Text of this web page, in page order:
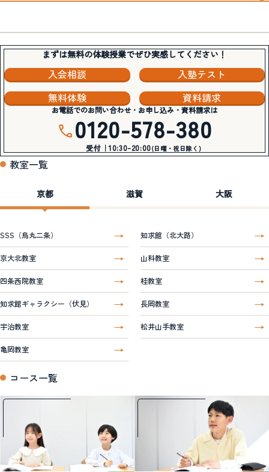
まずは無料の体験授業でぜひ実感してください！
入会相談
入塾テスト
無料体験
資料請求
お電話でのお問い合わせ・お申し込み・資料請求は
0120-578-380
受付｜10:30-20:00(日曜・祝日除く)
教室一覧
京都 滋賀 大阪
SSS（烏丸二条） 知求館（北大路）
京大北教室 山科教室
四条西院教室 桂教室
知求館ギャラクシー（伏見） 長岡教室
宇治教室 松井山手教室
亀岡教室
コース一覧